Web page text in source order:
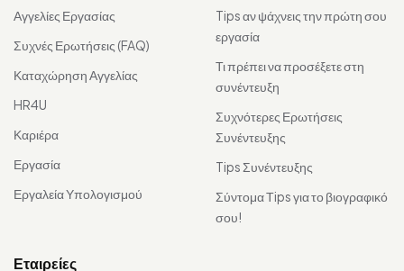
Αγγελίες Εργασίας
Συχνές Ερωτήσεις (FAQ)
Καταχώρηση Αγγελίας
HR4U
Καριέρα
Εργασία
Εργαλεία Υπολογισμού
Tips αν ψάχνεις την πρώτη σου
εργασία
Τι πρέπει να προσέξετε στη
συνέντευξη
Συχνότερες Ερωτήσεις
Συνέντευξης
Tips Συνέντευξης
Σύντομα Τips για το βιογραφικό
σου!
Εταιρείες